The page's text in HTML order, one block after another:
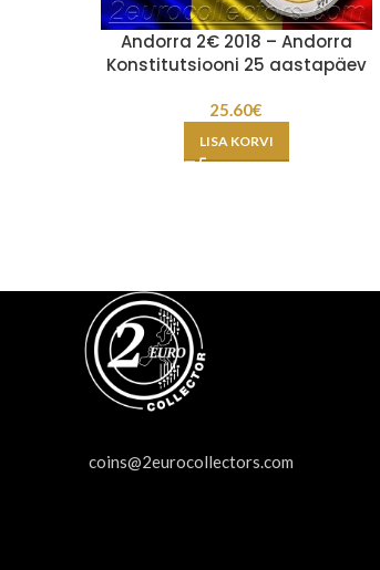
Andorra 2€ 2018 – Andorra
Konstitutsiooni 25 aastapäev
25.60€
LISA KORVI
coins@2eurocollectors.com